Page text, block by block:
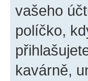
vašeho
políčko,
kavárně,